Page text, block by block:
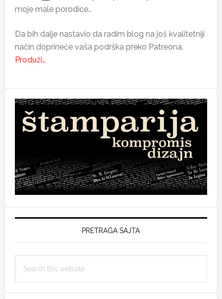
moje male porodice…
Da bih dalje nastavio da radim blog na još kvalitetniji
način doprineće vaša podrška preko Patreona.
Produži…
PRETRAGA SAJTA
this